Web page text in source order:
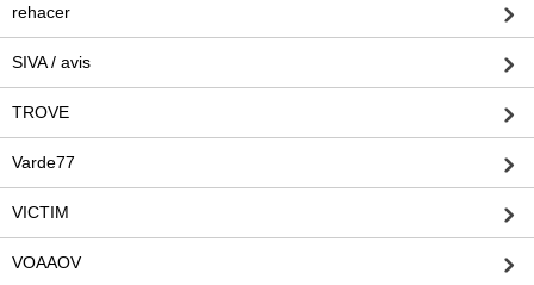
rehacer
SIVA / avis
TROVE
Varde77
VICTIM
VOAAOV